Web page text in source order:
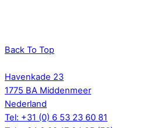
Back To Top
Havenkade 23
1775 BA Middenmeer
Nederland
Tel: +31 (0) 6 53 23 60 81